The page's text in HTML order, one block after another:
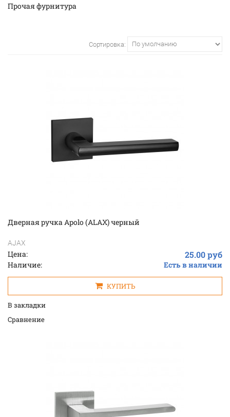
Прочая фурнитура
Сортировка:
Дверная ручка Apolo (ALAX) черный
AJAX
Цена: 25.00 руб
Наличие: Есть в наличии
КУПИТЬ
В закладки
Cравнение